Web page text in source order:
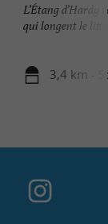
L’Étang d’Hardy
qui longent le
3,4 km -